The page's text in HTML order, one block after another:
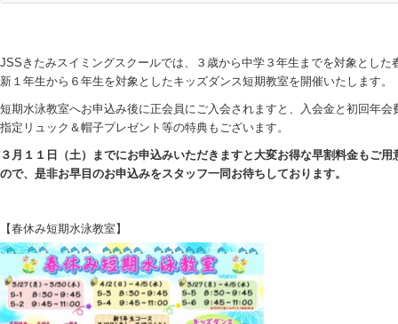
JSSきたみスイミングスクールでは、３歳から中学３年生までを対象とした
新１年生から６年生を対象としたキッズダンス短期教室を開催いたします。
短期水泳教室へお申込み後に正会員にご入会されますと、入会金と初回年会
指定リュック＆帽子プレゼント等の特典もございます。
３月１１日（土）までにお申込みいただきますと大変お得な早割料金もご用
ので、是非お早目のお申込みをスタッフ一同お待ちしております。
【春休み短期水泳教室】